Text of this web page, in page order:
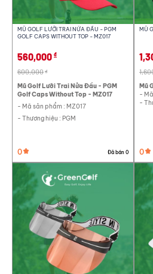
Xem thêm
Tất cả Quần áo golf
Thắt lưng golf
Găng tay golf Phụ kiện
MŨ GOLF LƯỠI TRAI NỬA ĐẦU - PGM
GOLF CAPS WITHOUT TOP - MZ017
560,000 đ
600,000 đ
Mũ Golf Lưỡi Trai Nửa Đầu - PGM
Golf Caps Without Top - MZ017
- Mã sản phẩm : MZ017
- Thương hiệu : PGM
0 Đã bán 0
MŨ
Mũ
-
-
0